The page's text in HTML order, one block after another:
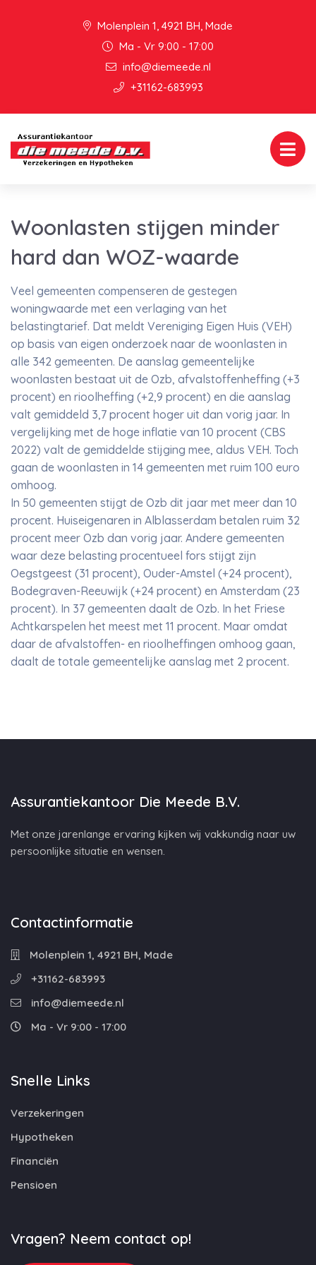
Molenplein 1, 4921 BH, Made
Ma - Vr 9:00 - 17:00
info@diemeede.nl
+31162-683993
Woonlasten stijgen minder
hard dan WOZ-waarde
Veel gemeenten compenseren de gestegen
woningwaarde met een verlaging van het
belastingtarief. Dat meldt Vereniging Eigen Huis (VEH)
op basis van eigen onderzoek naar de woonlasten in
alle 342 gemeenten. De aanslag gemeentelijke
woonlasten bestaat uit de Ozb, afvalstoffenheffing (+3
procent) en rioolheffing (+2,9 procent) en die aanslag
valt gemiddeld 3,7 procent hoger uit dan vorig jaar. In
vergelijking met de hoge inflatie van 10 procent (CBS
2022) valt de gemiddelde stijging mee, aldus VEH. Toch
gaan de woonlasten in 14 gemeenten met ruim 100 euro
omhoog.
In 50 gemeenten stijgt de Ozb dit jaar met meer dan 10
procent. Huiseigenaren in Alblasserdam betalen ruim 32
procent meer Ozb dan vorig jaar. Andere gemeenten
waar deze belasting procentueel fors stijgt zijn
Oegstgeest (31 procent), Ouder-Amstel (+24 procent),
Bodegraven-Reeuwijk (+24 procent) en Amsterdam (23
procent). In 37 gemeenten daalt de Ozb. In het Friese
Achtkarspelen het meest met 11 procent. Maar omdat
daar de afvalstoffen- en rioolheffingen omhoog gaan,
daalt de totale gemeentelijke aanslag met 2 procent.
Assurantiekantoor Die Meede B.V.
Met onze jarenlange ervaring kijken wij vakkundig naar uw
persoonlijke situatie en wensen.
Contactinformatie
Molenplein 1, 4921 BH, Made
+31162-683993
info@diemeede.nl
Ma - Vr 9:00 - 17:00
Snelle Links
Verzekeringen
Hypotheken
Financiën
Pensioen
Vragen? Neem contact op!